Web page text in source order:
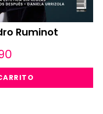
Ruminot